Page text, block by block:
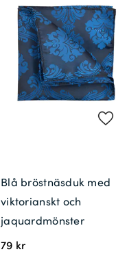
Blå bröstnäsduk med
viktorianskt och
jaquardmönster
79 kr